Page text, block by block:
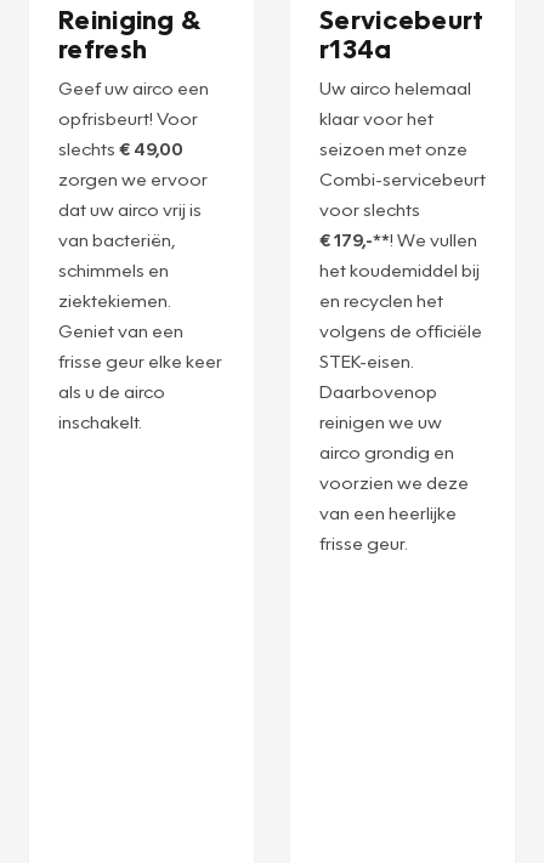
Reiniging &
refresh
Geef uw airco een
opfrisbeurt! Voor
slechts € 49,00
zorgen we ervoor
dat uw airco vrij is
van bacteriën,
schimmels en
ziektekiemen.
Geniet van een
frisse geur elke keer
als u de airco
inschakelt.
Servicebeurt
r134a
Uw airco helemaal
klaar voor het
seizoen met onze
Combi-servicebeurt
voor slechts
€ 179,-**! We vullen
het koudemiddel bij
en recyclen het
volgens de officiële
STEK-eisen.
Daarbovenop
reinigen we uw
airco grondig en
voorzien we deze
van een heerlijke
frisse geur.